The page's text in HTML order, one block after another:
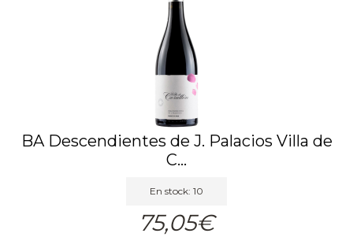
BA Descendientes de J. Palacios Villa de
C...
En stock: 10
75,05€